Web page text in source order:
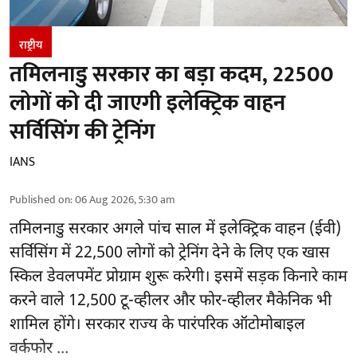
राष्ट्रीय
तमिलनाडु सरकार का बड़ा कदम, 22500
लोगों को दी जाएगी इलेक्ट्रिक वाहन
सर्विसिंग की ट्रेनिंग
IANS
Published on:06 Aug 2026, 5:30 am
तमिलनाडु सरकारअगले पांच साल में इलेक्ट्रिक वाहन (ईवी)
सर्विसिंग में 22,500 लोगों को ट्रेनिंग देने के लिए एक खास
स्किल डेवलपमेंट प्रोग्राम शुरू करेगी। इसमें सड़क किनारे काम
करने वाले 12,500 टू-व्हीलर और फोर-व्हीलर मैकेनिक भी
शामिल होंगे। सरकार राज्य के पारंपरिक ऑटोमोबाइल
वर्कफोर ...